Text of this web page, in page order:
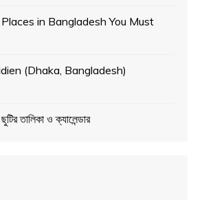
in Bangladesh You Must
(Dhaka, Bangladesh)
তালিকা ও ক্যালেন্ডার